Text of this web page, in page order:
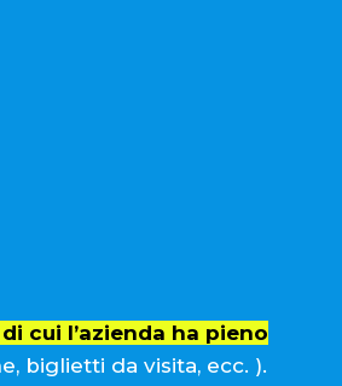
cui l’azienda ha pieno
biglietti da visita, ecc. ).